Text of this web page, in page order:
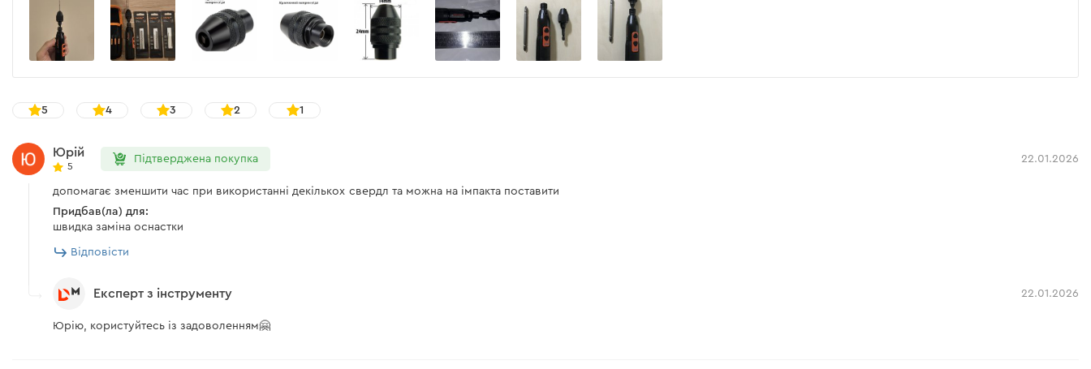
5 4 3 2 1
Юрій
5
Підтверджена покупка 22.01.2026
допомагає зменшити час при використанні декількох свердл та можна на імпакта поставити
Придбав(ла) для:
швидка заміна оснастки
Відповісти
Експерт з інструменту 22.01.2026
Юрію, користуйтесь із задоволенням🤗